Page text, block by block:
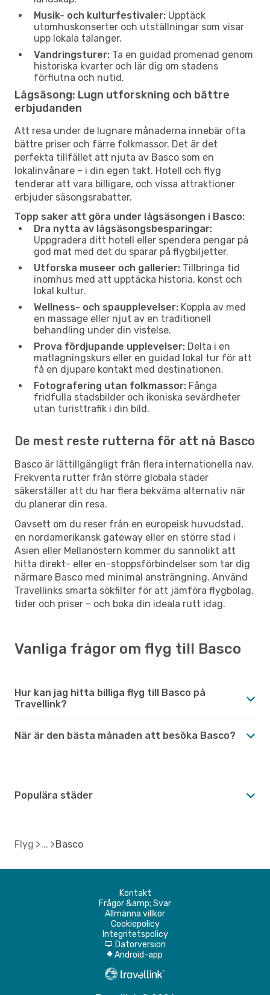
Musik- och kulturfestivaler: Upptäck
utomhuskonserter och utställningar som visar
upp lokala talanger.
Vandringsturer: Ta en guidad promenad genom
historiska kvarter och lär dig om stadens
förflutna och nutid.
Lågsäsong: Lugn utforskning och bättre
erbjudanden
Att resa under de lugnare månaderna innebär ofta
bättre priser och färre folkmassor. Det är det
perfekta tillfället att njuta av Basco som en
lokalinvånare – i din egen takt. Hotell och flyg
tenderar att vara billigare, och vissa attraktioner
erbjuder säsongsrabatter.
Topp saker att göra under lågsäsongen i Basco:
Dra nytta av lågsäsongsbesparingar:
Uppgradera ditt hotell eller spendera pengar på
god mat med det du sparar på flygbiljetter.
Utforska museer och gallerier: Tillbringa tid
inomhus med att upptäcka historia, konst och
lokal kultur.
Wellness- och spaupplevelser: Koppla av med
en massage eller njut av en traditionell
behandling under din vistelse.
Prova fördjupande upplevelser: Delta i en
matlagningskurs eller en guidad lokal tur för att
få en djupare kontakt med destinationen.
Fotografering utan folkmassor: Fånga
fridfulla stadsbilder och ikoniska sevärdheter
utan turisttrafik i din bild.
De mest reste rutterna för att nå Basco
Basco är lättillgängligt från flera internationella nav.
Frekventa rutter från större globala städer
säkerställer att du har flera bekväma alternativ när
du planerar din resa.
Oavsett om du reser från en europeisk huvudstad,
en nordamerikansk gateway eller en större stad i
Asien eller Mellanöstern kommer du sannolikt att
hitta direkt- eller en-stoppsförbindelser som tar dig
närmare Basco med minimal ansträngning. Använd
Travellinks smarta sökfilter för att jämföra flygbolag,
tider och priser – och boka din ideala rutt idag.
Vanliga frågor om flyg till Basco
Hur kan jag hitta billiga flyg till Basco på
Travellink?
När är den bästa månaden att besöka Basco?
Populära städer
Flyg Basco
Kontakt
Frågor &amp; Svar
Allmänna villkor
Cookiepolicy
Integritetspolicy
d Datorversion
A Android-app